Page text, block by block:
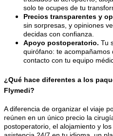
solo te ocupes de tu
Precios transparentes y
sin sorpresas, y opiniones
decidas con confianza.
Apoyo postoperatorio. Tu
quirófano: te
contacto con tu equipo
¿Qué hace diferentes a los
Flymedi?
A diferencia de organizar el viaje
reúnen en un único precio la
postoperatorio, el alojamiento y